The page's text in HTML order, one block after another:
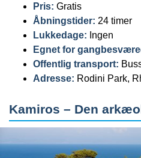
Pris: Gratis
Åbningstider: 24 timer
Lukkedage: Ingen
Egnet for
Offentlig transport:
Adresse: Rodini Park,
Kamiros – Den